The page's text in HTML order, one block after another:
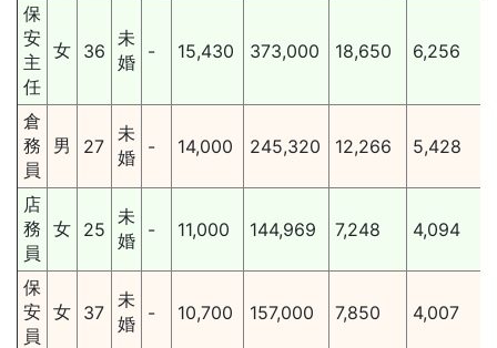
保
安
主
任
女 36
未
婚
- 15,430 373,000 18,650 6,256
倉
務
員
男 27
未
婚
- 14,000 245,320 12,266 5,428
店
務
員
女 25
未
婚
- 11,000 144,969 7,248 4,094
保
安
員
女 37
未
婚
- 10,700 157,000 7,850 4,007